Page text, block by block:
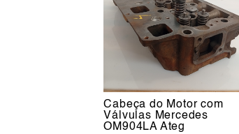
Cabeça do Motor com
Válvulas Mercedes
OM904LA Ateg